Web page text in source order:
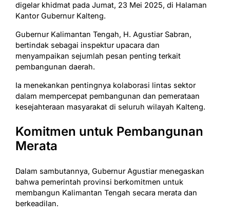
digelar khidmat pada Jumat, 23 Mei 2025, di Halaman
Kantor Gubernur Kalteng.
Gubernur Kalimantan Tengah, H. Agustiar Sabran,
bertindak sebagai inspektur upacara dan
menyampaikan sejumlah pesan penting terkait
pembangunan daerah.
Ia menekankan pentingnya kolaborasi lintas sektor
dalam mempercepat pembangunan dan pemerataan
kesejahteraan masyarakat di seluruh wilayah Kalteng.
Komitmen untuk Pembangunan
Merata
Dalam sambutannya, Gubernur Agustiar menegaskan
bahwa pemerintah provinsi berkomitmen untuk
membangun Kalimantan Tengah secara merata dan
berkeadilan.